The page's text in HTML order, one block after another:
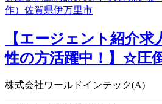
【エージェント紹介求
性の方活躍中！】☆圧
株式会社ワールドインテック(A)